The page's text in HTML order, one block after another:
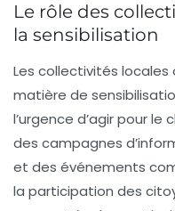
Le rôle des
la sensibilisation
Les collectivités locales
matière de
l’urgence d’agir pour le
des campagnes
et des événements
la participation des